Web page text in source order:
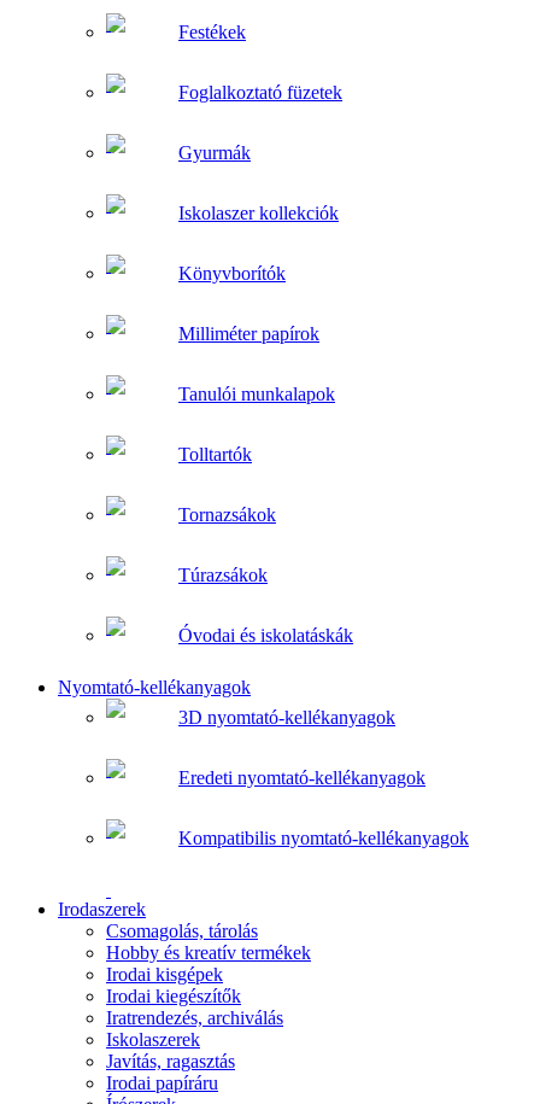
Festékek
Foglalkoztató füzetek
Gyurmák
Iskolaszer kollekciók
Könyvborítók
Milliméter papírok
Tanulói munkalapok
Tolltartók
Tornazsákok
Túrazsákok
Óvodai és iskolatáskák
Nyomtató-kellékanyagok
3D nyomtató-kellékanyagok
Eredeti nyomtató-kellékanyagok
Kompatibilis nyomtató-kellékanyagok
Irodaszerek
Csomagolás, tárolás
Hobby és kreatív termékek
Irodai kisgépek
Irodai kiegészítők
Iratrendezés, archiválás
Iskolaszerek
Javítás, ragasztás
Irodai papíráru